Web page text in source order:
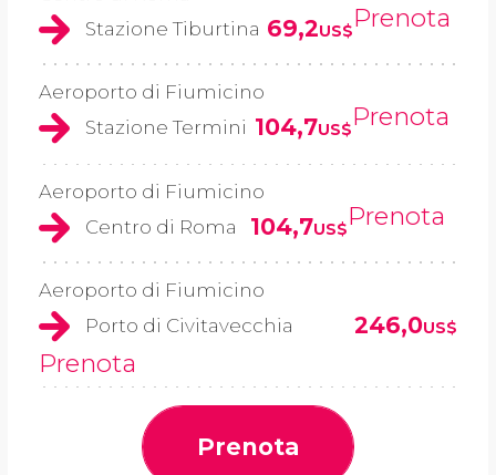
Stazione Tiburtina 69,2US$Prenota
Aeroporto di Fiumicino
Stazione Termini 104,7US$Prenota
Aeroporto di Fiumicino
Centro di Roma
104,7US$Prenota
Aeroporto di Fiumicino
Porto di Civitavecchia
246,0US$
Prenota
Prenota